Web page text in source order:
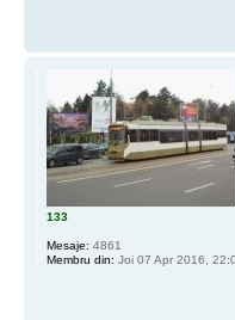
133
Mesaje: 4861
Membru din: Joi 07 Apr 2016,